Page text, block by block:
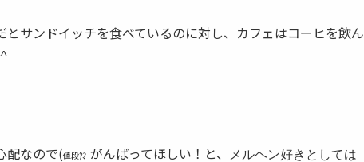
サンドイッチを食べているのに対し、カフェはコーヒを飲ん
配なので(値段⁇)、 がんばってほしい！と、 メルヘン好きとしては